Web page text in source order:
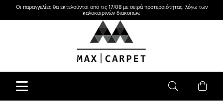
Οι παραγγελίες θα εκτελούνται από τις 17/08 με σειρά προτεραιότητας, λόγω των
καλοκαιρινών διακοπών.